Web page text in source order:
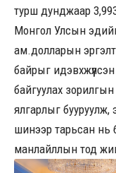
турш дунджаар
Монгол Улсын
ам.долларын
байрыг
байгуулах зорилгын
ялгарлыг
шинээр тарьсан нь
манлайллын тод